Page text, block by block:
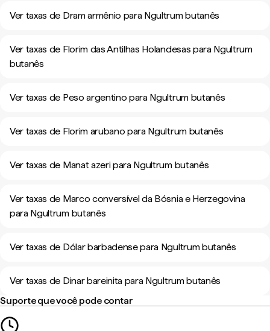
Ver taxas de Dram armênio para Ngultrum butanês
Ver taxas de Florim das Antilhas Holandesas para Ngultrum
butanês
Ver taxas de Peso argentino para Ngultrum butanês
Ver taxas de Florim arubano para Ngultrum butanês
Ver taxas de Manat azeri para Ngultrum butanês
Ver taxas de Marco conversível da Bósnia e Herzegovina
para Ngultrum butanês
Ver taxas de Dólar barbadense para Ngultrum butanês
Ver taxas de Dinar bareinita para Ngultrum butanês
Suporte que você pode contar